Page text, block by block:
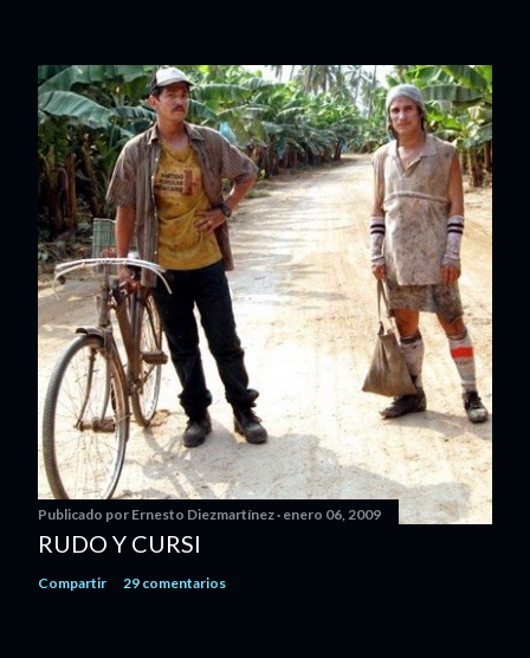
Publicado por Ernesto Diezmartínez enero 06, 2009
RUDO Y CURSI
Compartir 29 comentarios